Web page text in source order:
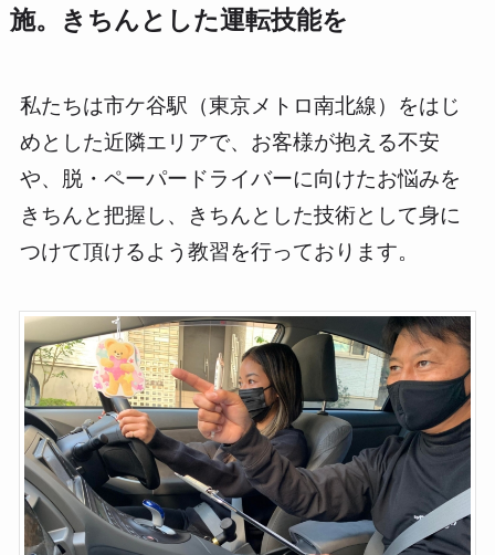
施。きちんとした運転技能を
私たちは市ケ谷駅（東京メトロ南北線）をはじ
めとした近隣エリアで、お客様が抱える不安
や、脱・ペーパードライバーに向けたお悩みを
きちんと把握し、きちんとした技術として身に
つけて頂けるよう教習を行っております。